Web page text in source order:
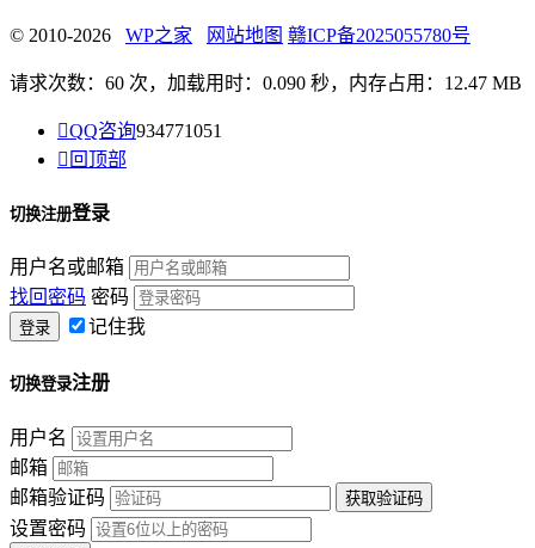
© 2010-2026 WP之家 网站地图 赣ICP备2025055780号
请求次数：60 次，加载用时：0.090 秒，内存占用：12.47 MB
QQ咨询934771051
 回顶部
切换注册登录
用户名或邮箱
找回密码 密码
记住我
切换登录注册
用户名
邮箱
邮箱验证码
设置密码